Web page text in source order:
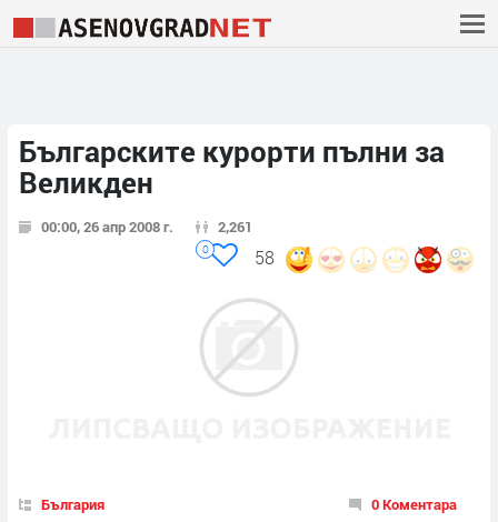
Българските курорти пълни за
Великден
00:00, 26 апр 2008 г. 2,261
58
0
България 0 Коментара